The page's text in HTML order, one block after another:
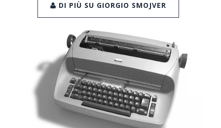
DI PIÙ SU GIORGIO SMOJVER